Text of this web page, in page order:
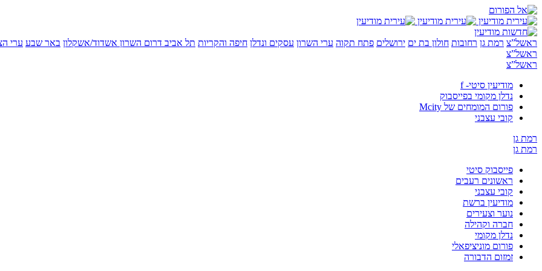
ראשל”צ רמת גן רחובות חולון בת ים ירושלים פתח תקוה ערי השרון עסקים ונדלן חיפה והקריות תל אביב דרום השרון אשדוד/אשקלון באר שבע ערי
ראשל”צ
ראשל”צ
מודיעין סיטי- f
נדלן מקומי בפייסבוק
פורום המומחים של Mcity
קובי עצבני
רמת גן
רמת גן
פייסבוק סיטי
ראשונים רעבים
קובי עצבני
מודיעין ברשת
נוער וצעירים
חברה וקהילה
נדלן מקומי
פורום מוניציפאלי
זמזום הדבורה